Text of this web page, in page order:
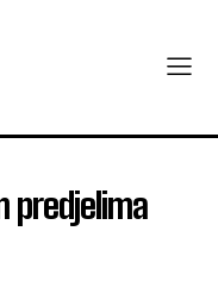
predjelima